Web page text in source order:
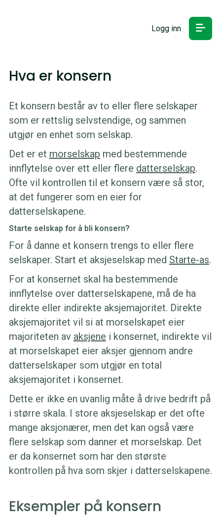
Logg inn
Hva er konsern
Et konsern består av to eller flere selskaper
som er rettslig selvstendige, og sammen
utgjør en enhet som selskap.
Det er et morselskap med bestemmende
innflytelse over ett eller flere datterselskap.
Ofte vil kontrollen til et konsern være så stor,
at det fungerer som en eier for
datterselskapene.
Starte selskap for å bli konsern?
For å danne et konsern trengs to eller flere
selskaper. Start et aksjeselskap med Starte-as.
For at konsernet skal ha bestemmende
innflytelse over datterselskapene, må de ha
direkte eller indirekte aksjemajoritet. Direkte
aksjemajoritet vil si at morselskapet eier
majoriteten av aksjene i konsernet, indirekte vil
at morselskapet eier aksjer gjennom andre
datterselskaper som utgjør en total
aksjemajoritet i konsernet.
Dette er ikke en uvanlig måte å drive bedrift på
i større skala. I store aksjeselskap er det ofte
mange aksjonærer, men det kan også være
flere selskap som danner et morselskap. Det
er da konsernet som har den største
kontrollen på hva som skjer i datterselskapene.
Eksempler på konsern